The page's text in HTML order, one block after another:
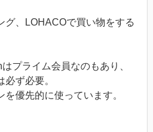
グ、LOHACOで買い物をする
プライム会員なのもあり、
ず必要。
優先的に使っています。